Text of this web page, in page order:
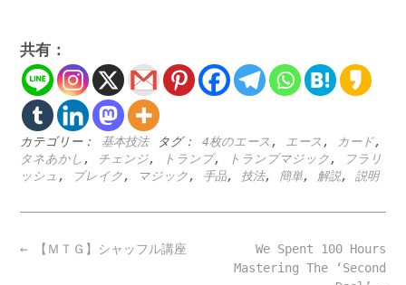
共有：
カテゴリー： 基本技法 タグ： 4枚のエース , エース , カード,
タネあかし , チェンジ, トランプ, トランプマジック ,
フラリ
ッシュ , ブレイク , マジック , 手品, 技法, 簡単, 解説, 説明
Post
We Spent 100 Hours
Mastering The ‘Second
← 【ＭＴＧ】シャッフル講座